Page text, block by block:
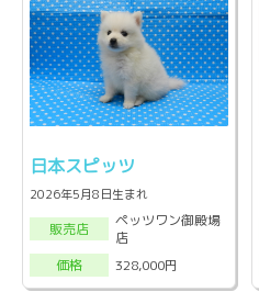
日本スピッツ
2026年5月8日生まれ
販売店
ペッツワン御殿場
店
価格
328,000円